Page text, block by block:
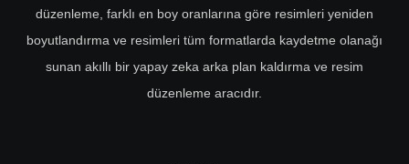
düzenleme, farklı en boy oranlarına göre resimleri yeniden
boyutlandırma ve resimleri tüm formatlarda kaydetme olanağı
sunan akıllı bir yapay zeka arka plan kaldırma ve resim
düzenleme aracıdır.